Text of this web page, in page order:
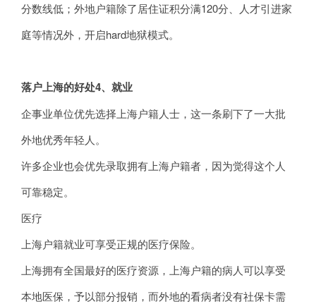
分数线低；外地户籍除了居住证积分满120分、人才引进家
庭等情况外，开启hard地狱模式。
落户上海的好处4、就业
企事业单位优先选择上海户籍人士，这一条刷下了一大批
外地优秀年轻人。
许多企业也会优先录取拥有上海户籍者，因为觉得这个人
可靠稳定。
医疗
上海户籍就业可享受正规的医疗保险。
上海拥有全国最好的医疗资源，上海户籍的病人可以享受
本地医保，予以部分报销，而外地的看病者没有社保卡需